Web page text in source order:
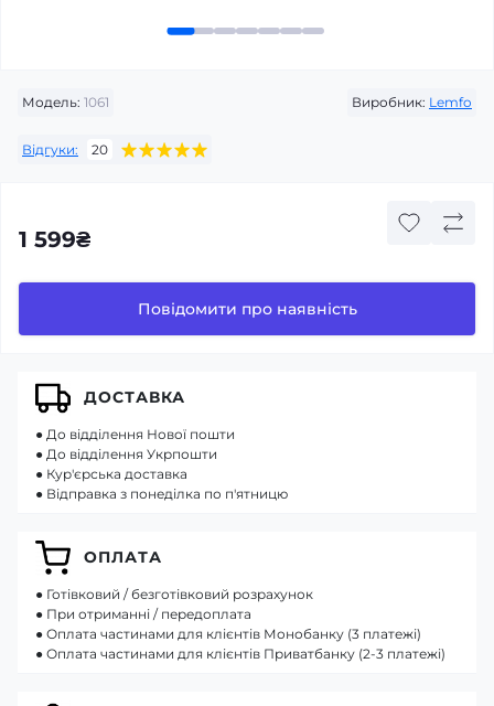
Модель: 1061 Виробник: Lemfo
Відгуки: 20
1 599₴
Повідомити про наявність
ДОСТАВКА
● До відділення Нової пошти
● До відділення Укрпошти
● Кур'єрська доставка
● Відправка з понеділка по п'ятницю
ОПЛАТА
● Готівковий / безготівковий розрахунок
● При отриманні / передоплата
● Оплата частинами для клієнтів Монобанку (3 платежі)
● Оплата частинами для клієнтів Приватбанку (2-3 платежі)